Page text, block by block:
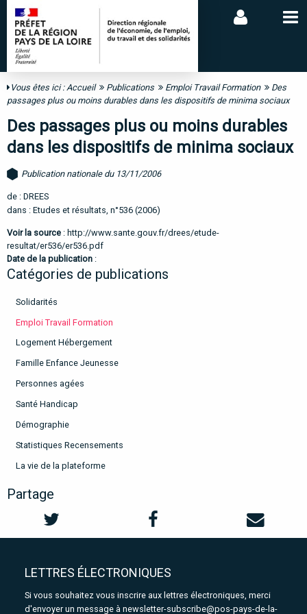
Vous êtes ici :Accueil Publications Emploi Travail Formation
Des
passages plus ou moins durables dans les dispositifs de minima sociaux
Des passages plus ou moins durables
dans les dispositifs de minima sociaux
Publication nationale du 13/11/2006
de : DREES
dans : Etudes et résultats, n°536 (2006)
Voir la source : http://www.sante.gouv.fr/drees/etude-
resultat/er536/er536.pdf
Date de la publication :
Catégories de publications
Solidarités
Emploi Travail Formation
Logement Hébergement
Famille Enfance Jeunesse
Personnes agées
Santé Handicap
Démographie
Statistiques Recensements
La vie de la plateforme
Partage
LETTRES ÉLECTRONIQUES
Si vous souhaitez vous inscrire aux lettres électroniques, merci
d'envoyer un message à newsletter-subscribe@pos-pays-de-la-